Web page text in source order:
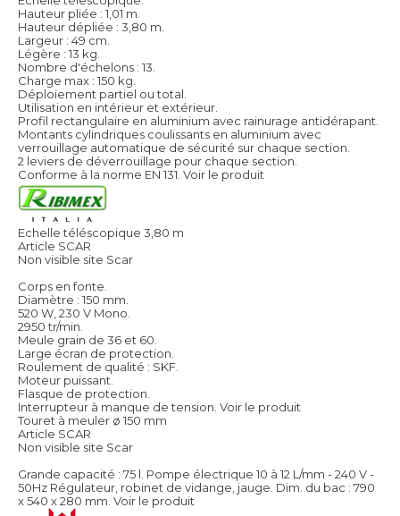
Hauteur pliée : 1,01 m.
Hauteur dépliée : 3,80 m.
Largeur : 49 cm.
Légère : 13 kg.
Nombre d'échelons : 13.
Charge max : 150 kg.
Déploiement partiel ou total.
Utilisation en intérieur et extérieur.
Profil rectangulaire en aluminium avec rainurage antidérapant.
Montants cylindriques coulissants en aluminium avec
verrouillage automatique de sécurité sur chaque section.
2 leviers de déverrouillage pour chaque section.
Conforme à la norme EN 131. Voir le produit
Echelle téléscopique 3,80 m
Article SCAR
Non visible site Scar
Corps en fonte.
Diamètre : 150 mm.
520 W, 230 V Mono.
2950 tr/min.
Meule grain de 36 et 60.
Large écran de protection.
Roulement de qualité : SKF.
Moteur puissant.
Flasque de protection.
Interrupteur à manque de tension. Voir le produit
Touret à meuler ø 150 mm
Article SCAR
Non visible site Scar
Grande capacité : 75 l. Pompe électrique 10 à 12 L/mm - 240 V -
50Hz Régulateur, robinet de vidange, jauge. Dim. du bac : 790
x 540 x 280 mm. Voir le produit